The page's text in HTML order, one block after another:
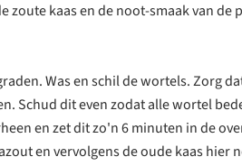
zoute kaas en de noot-smaak van de
Was en schil de wortels. Zorg
Schud dit even zodat alle wortel
en zet dit zo'n 6 minuten in de
en vervolgens de oude kaas hier